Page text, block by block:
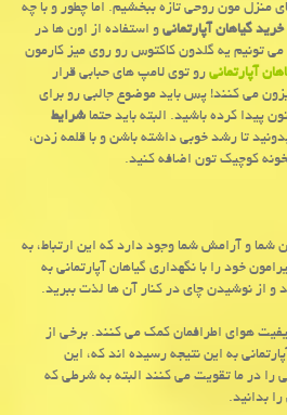
منزل مون روحی تازه ببخشیم. اما چطور و با چه
گیاهان آپارتمانیو استفاده از اون ها در
تونیم یه گلدون کاکتوس رو روی میز کارمون
آپارتمانیرو توی لامپ های حبابی قرار
می کنند! پس باید موضوع جالبی رو برای
پیدا کرده باشید. البته باید حتماشرایط
تا رشد خوبی داشته باشن و با قلمه زدن،
کوچیک تون اضافه کنید.
شما و آرامش شما وجود دارد که این ارتباط، به
خود را با نگهداری گیاهان آپارتمانی به
از نوشیدن چای در کنار آن ها لذت ببرید.
هوای اطرافمان کمک می کنند. برخی از
به این نتیجه رسیده اند که، این
در ما تقویت می کنند البته به شرطی که
بدانید.